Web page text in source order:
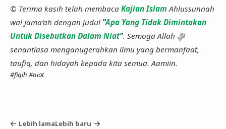
© Terima kasih telah membaca Kajian Islam Ahlussunnah
wal Jama’ah dengan judul "Apa Yang Tidak Dimintakan
Untuk Disebutkan Dalam Niat". Semoga Allah ﷻ
senantiasa menganugerahkan ilmu yang bermanfaat,
taufiq, dan hidayah kepada kita semua. Aamiin.
#fiqih #niat
Lebih lamaLebih baru